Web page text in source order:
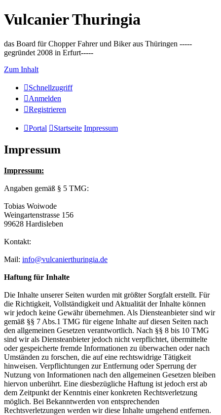
Vulcanier Thuringia
das Board für Chopper Fahrer und Biker aus Thüringen -----
gegründet 2008 in Erfurt-----
Zum Inhalt
Schnellzugriff
Anmelden
Registrieren
Portal Startseite Impressum
Impressum
Impressum:
Angaben gemäß § 5 TMG:
Tobias Woiwode
Weingartenstrasse 156
99628 Hardisleben
Kontakt:
Mail: info@vulcanierthuringia.de
Haftung für Inhalte
Die Inhalte unserer Seiten wurden mit größter Sorgfalt erstellt. Für
die Richtigkeit, Vollständigkeit und Aktualität der Inhalte können
wir jedoch keine Gewähr übernehmen. Als Diensteanbieter sind wir
gemäß §§ 7 Abs.1 TMG für eigene Inhalte auf diesen Seiten nach
den allgemeinen Gesetzen verantwortlich. Nach §§ 8 bis 10 TMG
sind wir als Diensteanbieter jedoch nicht verpflichtet, übermittelte
oder gespeicherte fremde Informationen zu überwachen oder nach
Umständen zu forschen, die auf eine rechtswidrige Tätigkeit
hinweisen. Verpflichtungen zur Entfernung oder Sperrung der
Nutzung von Informationen nach den allgemeinen Gesetzen bleiben
hiervon unberührt. Eine diesbezügliche Haftung ist jedoch erst ab
dem Zeitpunkt der Kenntnis einer konkreten Rechtsverletzung
möglich. Bei Bekanntwerden von entsprechenden
Rechtsverletzungen werden wir diese Inhalte umgehend entfernen.